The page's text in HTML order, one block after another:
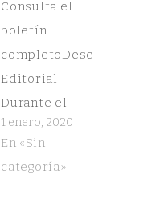
Consulta el
boletín
completoDescarga
Editorial
Durante el
año 2019 el
GIR Pangea ha
recogido los
1 enero, 2020
En «Sin
categoría»